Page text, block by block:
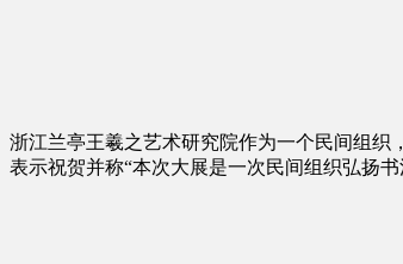
浙江兰亭王羲之艺术研究院作为一个民间组织
表示祝贺并称“本次大展是一次民间组织弘扬